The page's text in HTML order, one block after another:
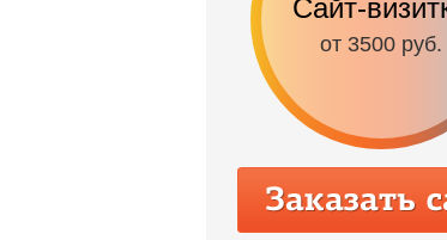
Сайт-
от 3500 руб.